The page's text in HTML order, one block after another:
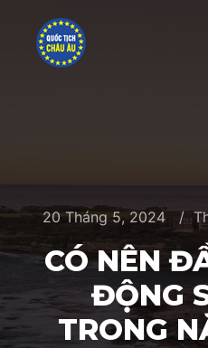
20 Tháng 5, 2024
CÓ NÊN
ĐỘNG
TRONG